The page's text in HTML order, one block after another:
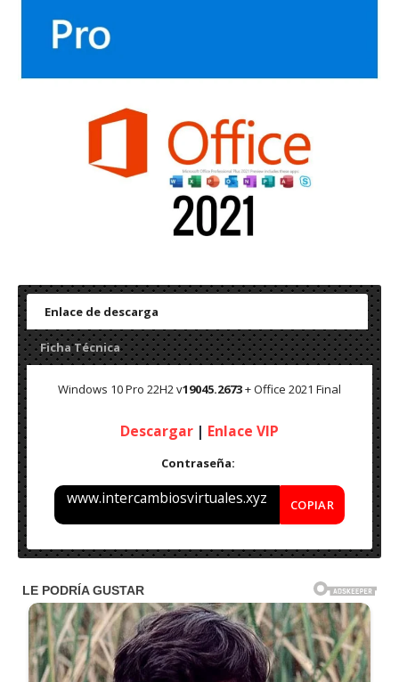
Enlace de descarga
Ficha Técnica
Windows 10 Pro 22H2 v19045.2673+ Office 2021 Final
Descargar | Enlace VIP
Contraseña:
www.intercambiosvirtuales.xyz COPIAR
Nombre: Windows 10 Pro 22H2 v19045.2673+ Office 2021 –
Final 2022
Idioma: Español – Multi
Medicina: Preactivado